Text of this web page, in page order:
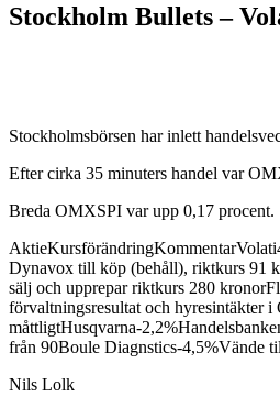
Stockholm Bullets –
Stockholmsbörsen har inlett
Efter cirka 35 minuters handel var
Breda OMXSPI var upp 0,17 procent.
Dynavox till köp (behåll), riktkurs 91
sälj och upprepar riktkurs 280
förvaltningsresultat och hyresintäkter
måttligtHusqvarna-
från 90Boule Diagnstics-4,5%Vände
Nils Lolk